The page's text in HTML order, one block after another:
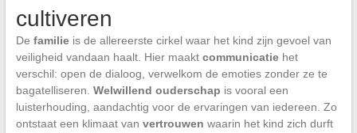
cultiveren
De familieis de allereerste cirkel waar het kind zijn gevoel van
veiligheid vandaan haalt. Hier maakt communicatiehet
verschil: open de dialoog, verwelkom de emoties zonder ze te
bagatelliseren. Welwillend ouderschap is vooral een
luisterhouding, aandachtig voor de ervaringen van iedereen. Zo
ontstaat een klimaat van vertrouwen waarin het kind zich durft